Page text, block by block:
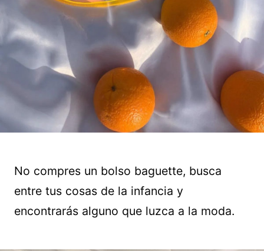
No compres un bolso baguette, busca
entre tus cosas de la infancia y
encontrarás alguno que luzca a la moda.